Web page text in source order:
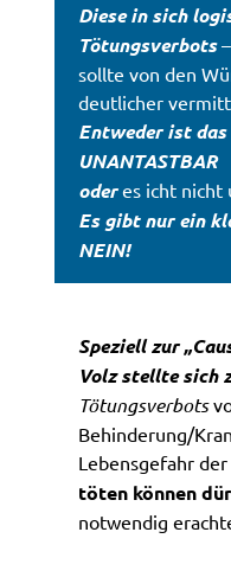
Diese in sich
Tötungsverbots
sollte von den
deutlicher
Entweder ist das
UNANTASTBAR
oderes icht nicht
Es gibt nur ein
NEIN!
Speziell zur
Volz stellte sich
Tötungsverbots
Behinderung/
Lebensgefahr
töten können
notwendig